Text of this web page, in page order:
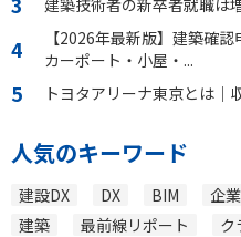
【2026年最新版】建築確
カーポート・小屋・...
トヨタアリーナ東京とは｜
人気のキーワード
建設DX DX BIM 企
建築
最前線リポート ク